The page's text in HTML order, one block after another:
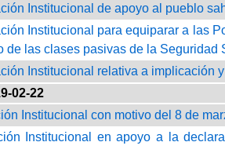
Institucional de apoyo al pueblo
Institucional para equiparar a las
de las clases pasivas de la Seguridad
Institucional relativa a implicación
02-22
Institucional con motivo del 8 de
Institucional en apoyo a la